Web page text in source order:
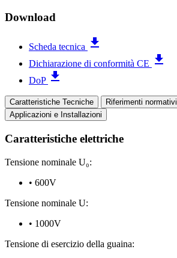
Download
Scheda tecnica file_download
Dichiarazione di conformità CE file_download
DoP file_download
Caratteristiche Tecniche
Riferimenti normativi
Applicazioni e Installazioni
Caratteristiche elettriche
Tensione nominale U₀:
• 600V
Tensione nominale U:
• 1000V
Tensione di esercizio della guaina: